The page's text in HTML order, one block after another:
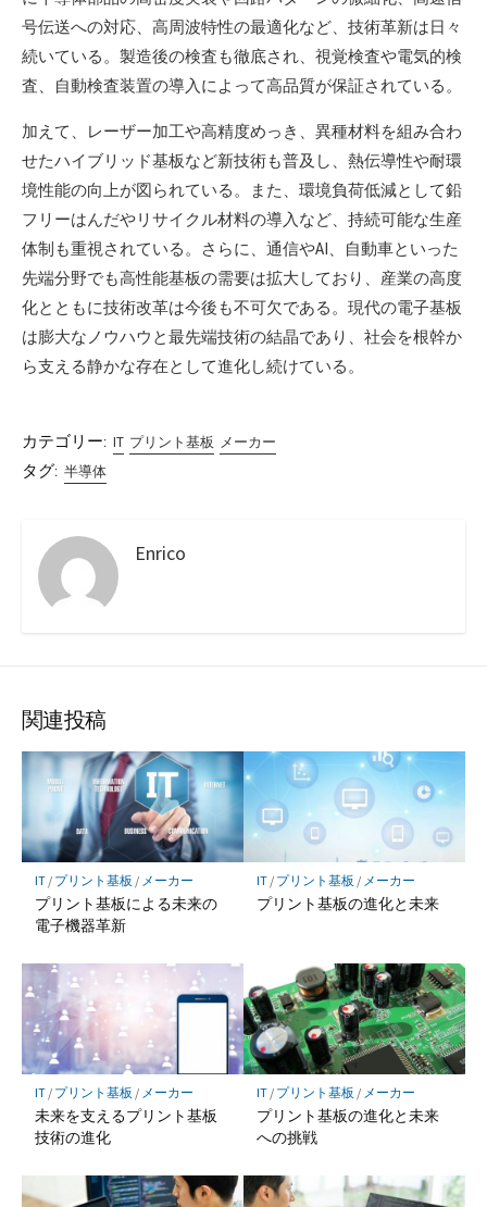
号伝送への対応、高周波特性の最適化など、技術革新は日々
続いている。製造後の検査も徹底され、視覚検査や電気的検
査、自動検査装置の導入によって高品質が保証されている。
加えて、レーザー加工や高精度めっき、異種材料を組み合わ
せたハイブリッド基板など新技術も普及し、熱伝導性や耐環
境性能の向上が図られている。また、環境負荷低減として鉛
フリーはんだやリサイクル材料の導入など、持続可能な生産
体制も重視されている。さらに、通信やAI、自動車といった
先端分野でも高性能基板の需要は拡大しており、産業の高度
化とともに技術改革は今後も不可欠である。現代の電子基板
は膨大なノウハウと最先端技術の結晶であり、社会を根幹か
ら支える静かな存在として進化し続けている。
カテゴリー: IT プリント基板 メーカー
タグ: 半導体
Enrico
関連投稿
IT/ プリント基板 / メーカー
プリント基板による未来の
電子機器革新
IT/ プリント基板 / メーカー
プリント基板の進化と未来
IT/ プリント基板 / メーカー
未来を支えるプリント基板
技術の進化
IT/ プリント基板 / メーカー
プリント基板の進化と未来
への挑戦